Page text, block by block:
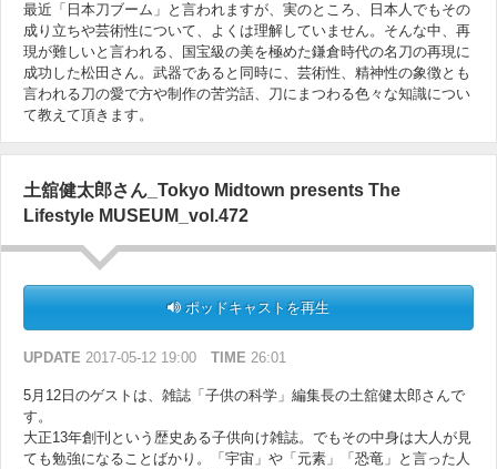
最近「日本刀ブーム」と言われますが、実のところ、日本人でもその
成り立ちや芸術性について、よくは理解していません。そんな中、再
現が難しいと言われる、国宝級の美を極めた鎌倉時代の名刀の再現に
成功した松田さん。武器であると同時に、芸術性、精神性の象徴とも
言われる刀の愛で方や制作の苦労話、刀にまつわる色々な知識につい
て教えて頂きます。
土舘健太郎さん_Tokyo Midtown presents The
Lifestyle MUSEUM_vol.472
ポッドキャストを再生
UPDATE 2017-05-12 19:00 TIME 26:01
5月12日のゲストは、雑誌「子供の科学」編集長の土舘健太郎さんで
す。
大正13年創刊という歴史ある子供向け雑誌。でもその中身は大人が見
ても勉強になることばかり。「宇宙」や「元素」「恐竜」と言った人